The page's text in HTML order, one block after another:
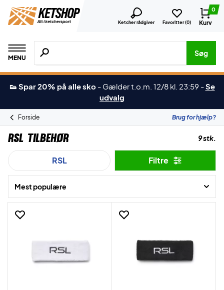
Ketcher rådgiver Favoritter (0)
0
Kurv
MENU
Søg efter produkter, mærker etc.
Søg
👟 Spar 20% på alle sko - Gælder t.o.m. 12/8 kl. 23:59 -Se
udvalg
Forside Brug for hjælp?
RSL Tilbehør 9 stk.
RSL Filtre
Mest populære